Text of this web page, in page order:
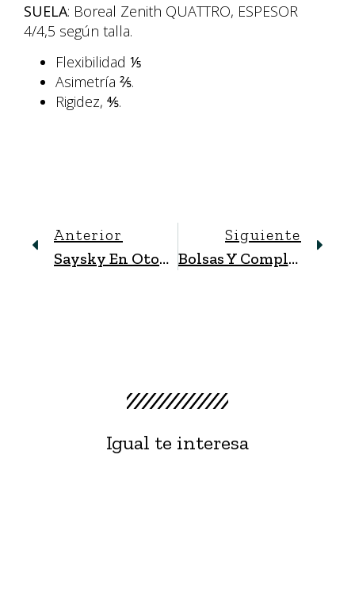
SUELA: Boreal Zenith QUATTRO, ESPESOR
4/4,5 según talla.
Flexibilidad ⅕
Asimetría ⅖.
Rigidez, ⅘.
Anterior
Saysky En Otoño
Siguiente
Bolsas Y Complementos De Patagonia
Igual te interesa